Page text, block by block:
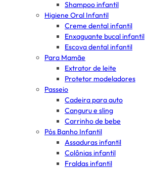
Shampoo infantil
Higiene Oral Infantil
Creme dental infantil
Enxaguante bucal infantil
Escova dental infantil
Para Mamãe
Extrator de leite
Protetor modeladores
Passeio
Cadeira para auto
Canguru e sling
Carrinho de bebe
Pós Banho Infantil
Assaduras infantil
Colônias infantil
Fraldas infantil